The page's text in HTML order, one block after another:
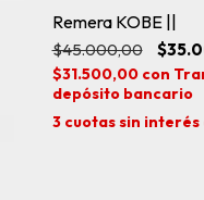
Remera KOBE ||
$45.000,00
$31.500,00 con
depósito bancario
3 cuotas sin interés